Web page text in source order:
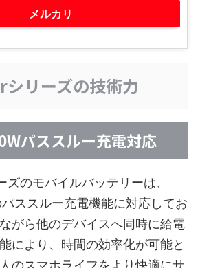
メルカリ
シリーズの技術力
パススルー充電対応
ズのモバイルバッテリーは、
ススルー充電機能に対応してお
がら他のデバイスへ同時に給電
により、時間の効率化が可能と
のスマホライフをより快適にサ